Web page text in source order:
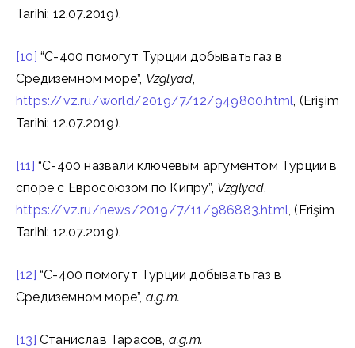
Tarihi: 12.07.2019).
[10] “С-400 помогут Турции добывать газ в
Средиземном море”, Vzglyad,
https://vz.ru/world/2019/7/12/949800.html, (Erişim
Tarihi: 12.07.2019).
[11] “С-400 назвали ключевым аргументом Турции в
споре с Евросоюзом по Кипру”, Vzglyad,
https://vz.ru/news/2019/7/11/986883.html, (Erişim
Tarihi: 12.07.2019).
[12] “С-400 помогут Турции добывать газ в
Средиземном море”, a.g.m.
[13] Станислав Тарасов, a.g.m.